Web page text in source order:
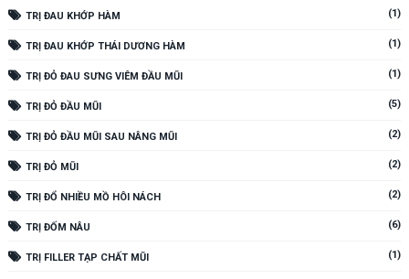
TRỊ ĐAU KHỚP HÀM (1)
TRỊ ĐAU KHỚP THÁI DƯƠNG HÀM (1)
TRỊ ĐỎ ĐAU SƯNG VIÊM ĐẦU MŨI (1)
TRỊ ĐỎ ĐẦU MŨI (5)
TRỊ ĐỎ ĐẦU MŨI SAU NÂNG MŨI (2)
TRỊ ĐỎ MŨI (2)
TRỊ ĐỔ NHIỀU MỒ HÔI NÁCH (2)
TRỊ ĐỐM NÂU (6)
TRỊ FILLER TẠP CHẤT MŨI (1)